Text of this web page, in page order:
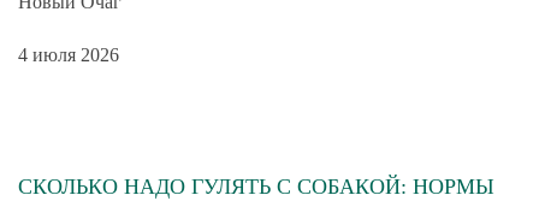
4 июля 2026
СКОЛЬКО НАДО ГУЛЯТЬ С СОБАКОЙ: НОРМЫ